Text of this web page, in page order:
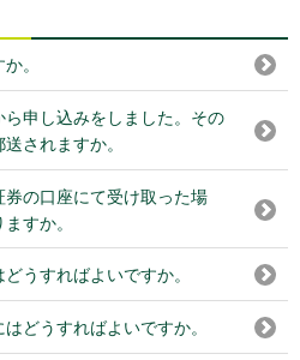
。
ら申し込みをしました。その
されますか。
の口座にて受け取った場
すか。
うすればよいですか。
どうすればよいですか。